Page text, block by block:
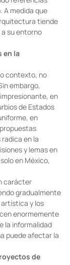
El
ejemplo claro, no
porque
hincapié en
referencias
medida que
tiende
su entorno
en la
contexto, no
embargo,
en
de Estados
en
en la
y lemas en
en México,
carácter
gradualmente
y los
enormemente